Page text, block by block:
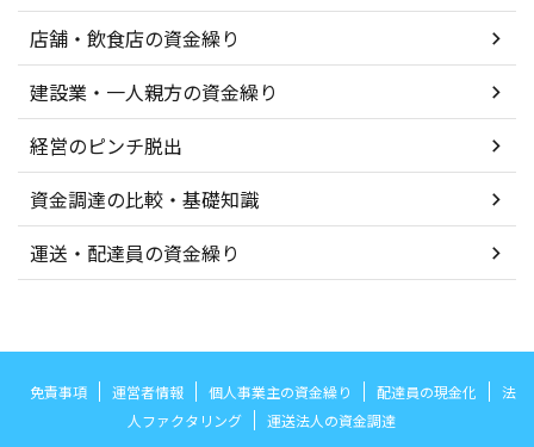
店舗・飲食店の資金繰り
建設業・一人親方の資金繰り
経営のピンチ脱出
資金調達の比較・基礎知識
運送・配達員の資金繰り
免責事項 運営者情報 個人事業主の資金繰り 配達員の現金化
法
人ファクタリング
運送法人の資金調達